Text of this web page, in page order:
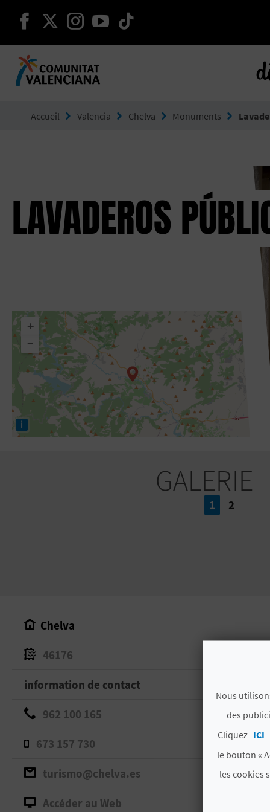
continuer sur facebook
continuer sur twitter
continuer sur instagram
continuer sur youtube
Accueil Valencia Chelva Monuments
LAVADEROS
+
−
i
GALERIE
1 2
Chelva
46176
information de contact
962 100 165
673 157 730
turismo@chelva.es
Accéder au Web
Nous
des
Cliquez ICI
le bouton «
les cookies